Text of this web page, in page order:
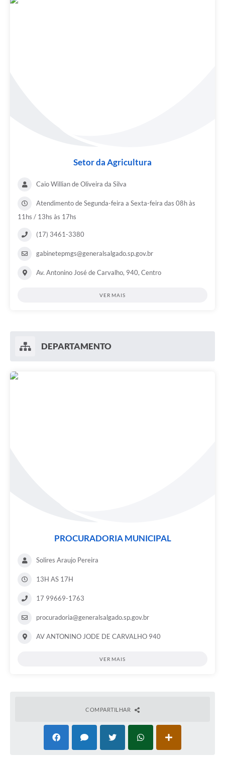
Setor da Agricultura
Caio Willian de Oliveira da Silva
Atendimento de Segunda-feira a Sexta-feira das 08h às
11hs / 13hs às 17hs
(17) 3461-3380
gabinetepmgs@generalsalgado.sp.gov.br
Av. Antonino José de Carvalho, 940, Centro
VER MAIS
DEPARTAMENTO
PROCURADORIA MUNICIPAL
Solires Araujo Pereira
13H AS 17H
17 99669-1763
procuradoria@generalsalgado.sp.gov.br
AV ANTONINO JODE DE CARVALHO 940
VER MAIS
COMPARTILHAR